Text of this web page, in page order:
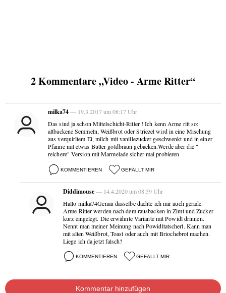
2 Kommentare „Video - Arme Ritter“
milka74— 19.3.2017 um 08:17 Uhr
Das sind ja schon Mittelschicht-Ritter ! Ich kenn Arme ritt so:
altbackene Semmeln, Weißbrot oder Striezel wird in eine Mischung
aus verquirltem Ei, milch mit vanillezucker geschwenkt und in einer
Pfanne mit etwas Butter goldbraun gebacken.Werde aber die "
reichere" Version mit Marmelade sicher mal probieren
KOMMENTIEREN GEFÄLLT MIR
Diddimouse— 14.4.2020 um 08:59 Uhr
Hallo milka74Genau dasselbe dachte ich mir auch gerade.
Arme Ritter werden nach dem rausbacken in Zimt und Zucker
kurz eingelegt. Die erwähnte Variante mit Powidl drinnen.
Nennt man meiner Meinung nach Powidltatscherl. Kann man
mit alten Weißbrot, Toast oder auch mit Briochebrot machen.
Liege ich da jetzt falsch?
KOMMENTIEREN GEFÄLLT MIR
Kommentar hinzufügen